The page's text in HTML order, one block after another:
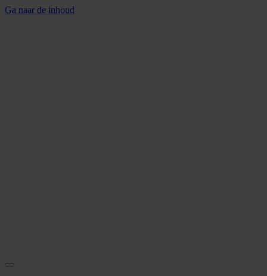
Ga naar de inhoud